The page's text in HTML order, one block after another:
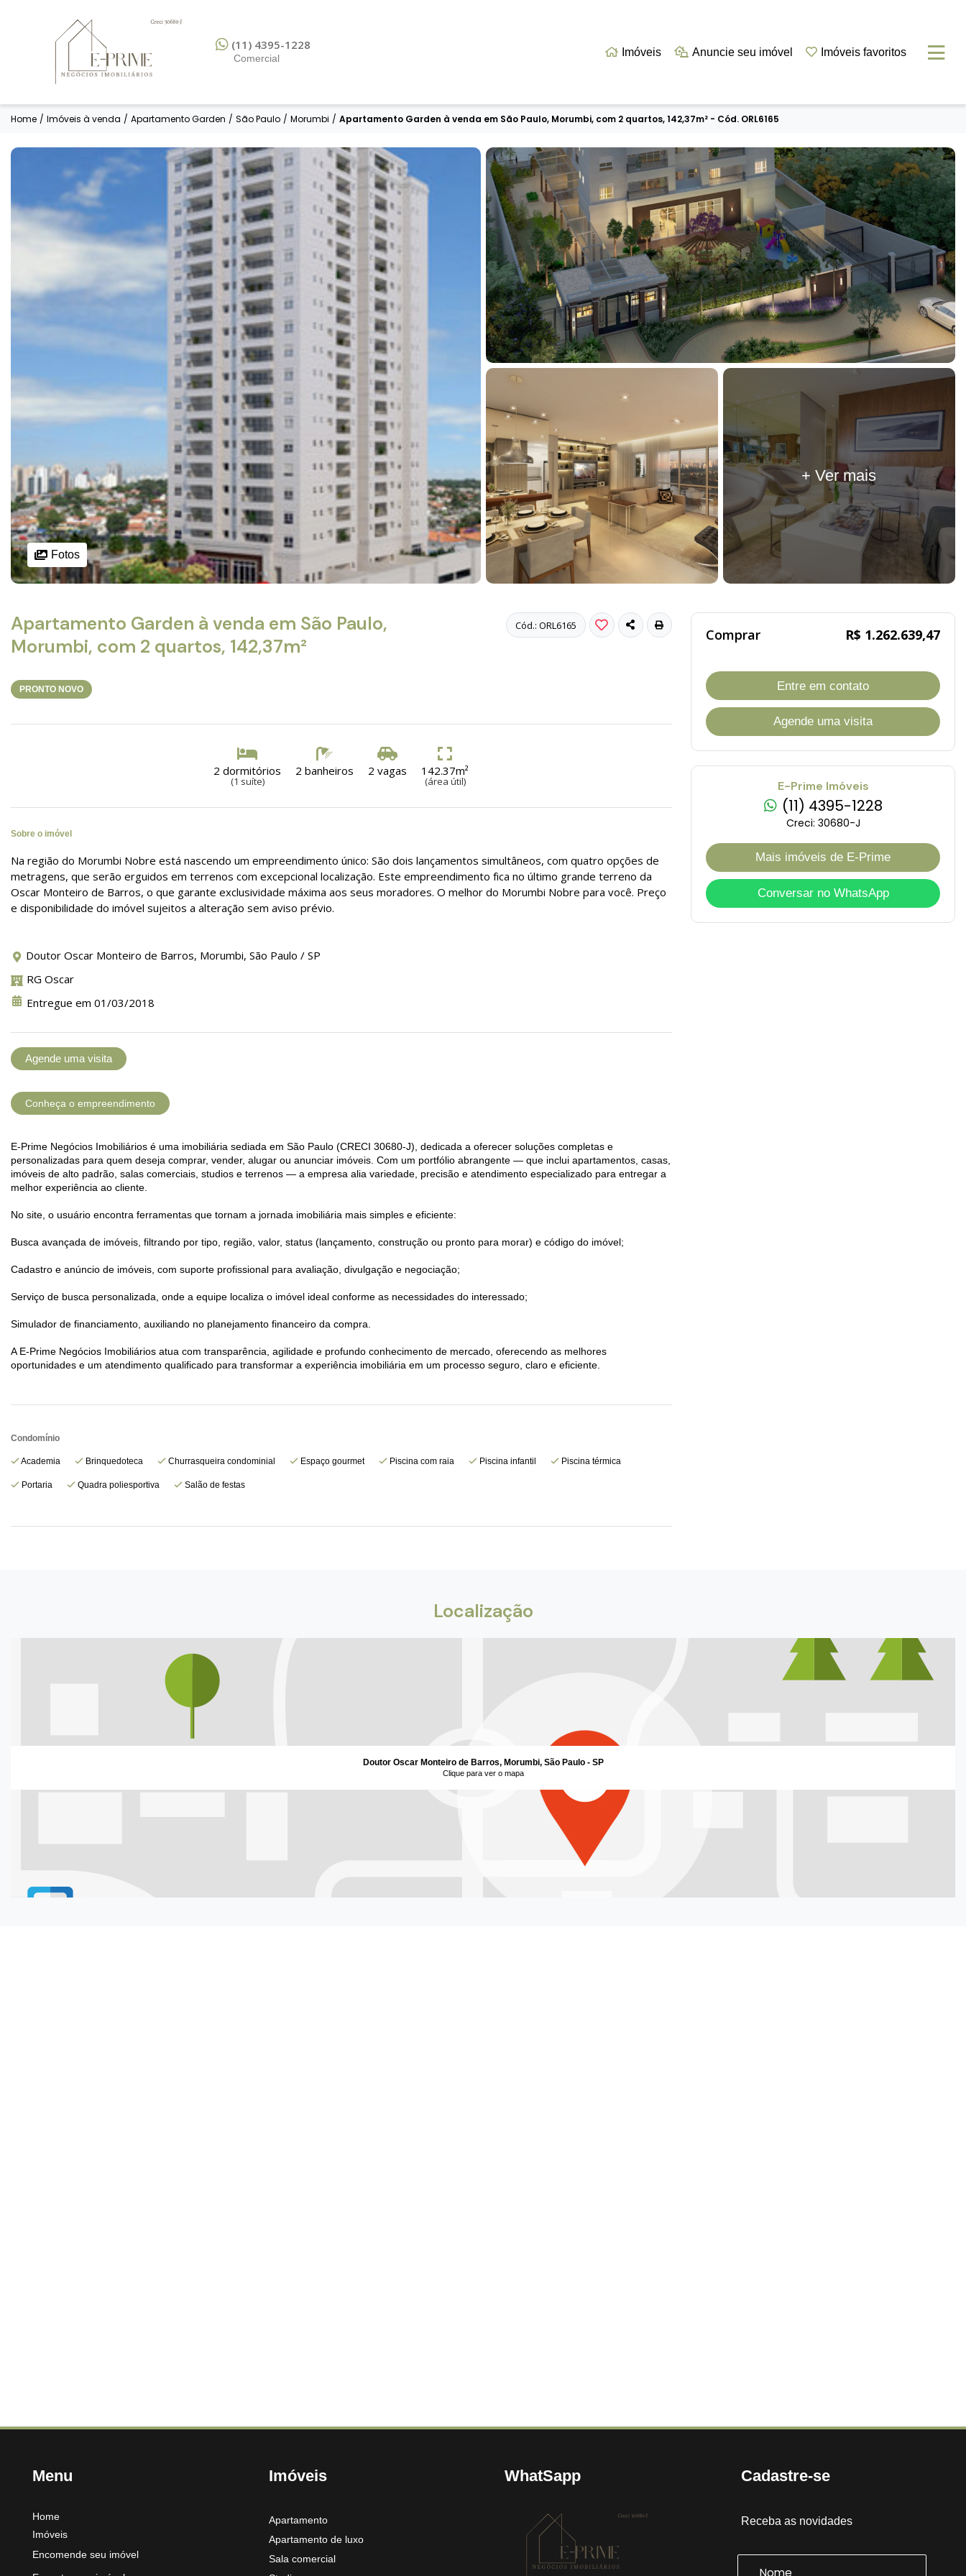
(11) 4395-1228
Comercial Imóveis Anuncie seu imóvel Imóveis favoritos
Home / Imóveis à venda / Apartamento Garden / São Paulo / Morumbi / Apartamento Garden à venda em São Paulo, Morumbi, com 2 quartos, 142,37m² - Cód. ORL6165
Fotos
+ Ver mais
Cód.: ORL6165
Apartamento Garden à venda em São Paulo,
Morumbi, com 2 quartos, 142,37m²
PRONTO NOVO
2 dormitórios
(1 suíte)
2 banheiros 2 vagas 142.37m²
(área útil)
Sobre o imóvel
Na região do Morumbi Nobre está nascendo um empreendimento único: São dois lançamentos simultâneos, com quatro opções de
metragens, que serão erguidos em terrenos com excepcional localização. Este empreendimento fica no último grande terreno da
Oscar Monteiro de Barros, o que garante exclusividade máxima aos seus moradores. O melhor do Morumbi Nobre para você. Preço
e disponibilidade do imóvel sujeitos a alteração sem aviso prévio.
Doutor Oscar Monteiro de Barros, Morumbi, São Paulo / SP
RG Oscar
Entregue em 01/03/2018
Agende uma visita
Conheça o empreendimento
E-Prime Negócios Imobiliários é uma imobiliária sediada em São Paulo (CRECI 30680-J), dedicada a oferecer soluções completas e
personalizadas para quem deseja comprar, vender, alugar ou anunciar imóveis. Com um portfólio abrangente — que inclui apartamentos, casas,
imóveis de alto padrão, salas comerciais, studios e terrenos — a empresa alia variedade, precisão e atendimento especializado para entregar a
melhor experiência ao cliente.
No site, o usuário encontra ferramentas que tornam a jornada imobiliária mais simples e eficiente:
Busca avançada de imóveis, filtrando por tipo, região, valor, status (lançamento, construção ou pronto para morar) e código do imóvel;
Cadastro e anúncio de imóveis, com suporte profissional para avaliação, divulgação e negociação;
Serviço de busca personalizada, onde a equipe localiza o imóvel ideal conforme as necessidades do interessado;
Simulador de financiamento, auxiliando no planejamento financeiro da compra.
A E-Prime Negócios Imobiliários atua com transparência, agilidade e profundo conhecimento de mercado, oferecendo as melhores
oportunidades e um atendimento qualificado para transformar a experiência imobiliária em um processo seguro, claro e eficiente.
Condomínio
Academia Brinquedoteca Churrasqueira condominial Espaço gourmet Piscina com raia Piscina infantil Piscina térmica
Portaria Quadra poliesportiva Salão de festas
Comprar R$ 1.262.639,47
Entre em contato
Agende uma visita
E-Prime Imóveis
(11) 4395-1228
Creci: 30680-J
Mais imóveis de E-Prime
Conversar no WhatsApp
Localização
Doutor Oscar Monteiro de Barros, Morumbi, São Paulo - SP
Clique para ver o mapa
Menu
Home
Imóveis
Encomende seu imóvel
Imóveis
Apartamento
Apartamento de luxo
Sala comercial
WhatSapp Cadastre-se
Receba as novidades